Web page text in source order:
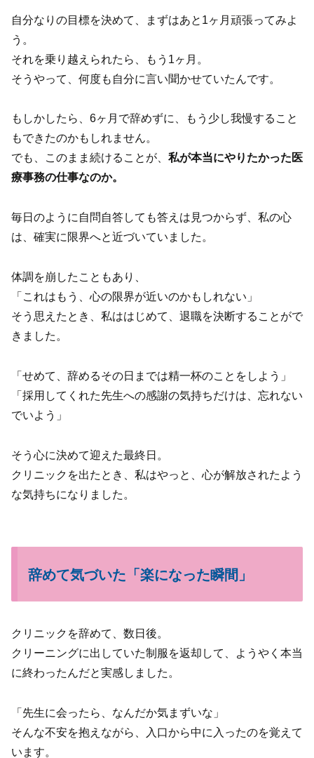
自分なりの目標を決めて、まずはあと1ヶ月頑張ってみよ
う。
それを乗り越えられたら、もう1ヶ月。
そうやって、何度も自分に言い聞かせていたんです。
もしかしたら、6ヶ月で辞めずに、もう少し我慢すること
もできたのかもしれません。
でも、このまま続けることが、 私が本当にやりたかった医
療事務の仕事なのか。
毎日のように自問自答しても答えは見つからず、私の心
は、確実に限界へと近づいていました。
体調を崩したこともあり、
「これはもう、心の限界が近いのかもしれない」
そう思えたとき、私ははじめて、退職を決断することがで
きました。
「せめて、辞めるその日までは精一杯のことをしよう」
「採用してくれた先生への感謝の気持ちだけは、忘れない
でいよう」
そう心に決めて迎えた最終日。
クリニックを出たとき、私はやっと、心が解放されたよう
な気持ちになりました。
辞めて気づいた「楽になった瞬間」
クリニックを辞めて、数日後。
クリーニングに出していた制服を返却して、ようやく本当
に終わったんだと実感しました。
「先生に会ったら、なんだか気まずいな」
そんな不安を抱えながら、入口から中に入ったのを覚えて
います。